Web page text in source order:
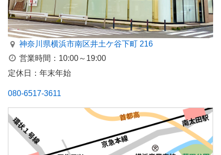
神奈川県横浜市南区井⼟ケ⾕下町 216
営業時間：10:00～19:00
定休日：年末年始
080-6517-3611